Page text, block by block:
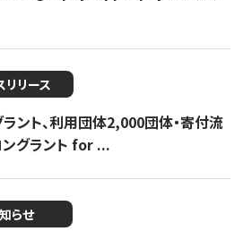
リリース
ント、利用団体2,000団体・寄付流
ングラント for ...
らせ